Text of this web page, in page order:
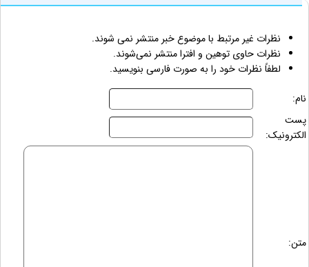
نظرات غیر مرتبط با موضوع خبر منتشر نمی شوند.
نظرات حاوی توهین و افترا منتشر نمی‌شوند.
لطفاً نظرات خود را به صورت فارسی بنویسید.
نام:
پست
الکترونیک:
متن: